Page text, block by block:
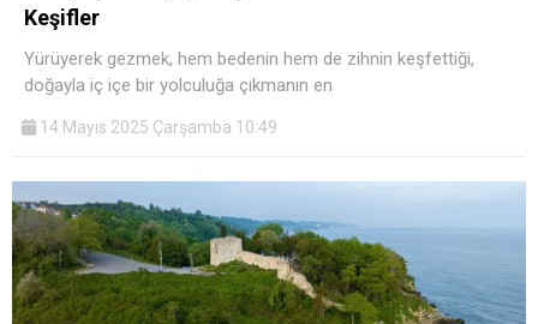
Keşifler
Yürüyerek gezmek, hem bedenin hem de zihnin keşfettiği,
doğayla iç içe bir yolculuğa çıkmanın en
14 Mayıs 2025 Çarşamba 10:49